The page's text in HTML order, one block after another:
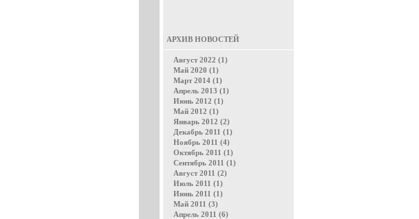
АРХИВ НОВОСТЕЙ
Август 2022 (1)
Май 2020 (1)
Март 2014 (1)
Апрель 2013 (1)
Июнь 2012 (1)
Май 2012 (1)
Январь 2012 (2)
Декабрь 2011 (1)
Ноябрь 2011 (4)
Октябрь 2011 (1)
Сентябрь 2011 (1)
Август 2011 (2)
Июль 2011 (1)
Июнь 2011 (1)
Май 2011 (3)
Апрель 2011 (6)